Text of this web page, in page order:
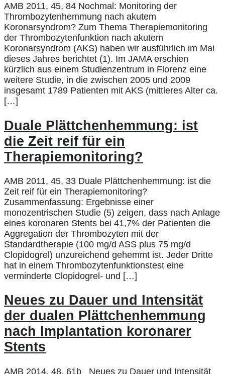
AMB 2011, 45, 84 Nochmal: Monitoring der
Thrombozytenhemmung nach akutem
Koronarsyndrom? Zum Thema Therapiemonitoring
der Thrombozytenfunktion nach akutem
Koronarsyndrom (AKS) haben wir ausführlich im Mai
dieses Jahres berichtet (1). Im JAMA erschien
kürzlich aus einem Studienzentrum in Florenz eine
weitere Studie, in die zwischen 2005 und 2009
insgesamt 1789 Patienten mit AKS (mittleres Alter ca.
[…]
Duale Plättchenhemmung: ist
die Zeit reif für ein
Therapiemonitoring?
AMB 2011, 45, 33 Duale Plättchenhemmung: ist die
Zeit reif für ein Therapiemonitoring?
Zusammenfassung: Ergebnisse einer
monozentrischen Studie (5) zeigen, dass nach Anlage
eines koronaren Stents bei 41,7% der Patienten die
Aggregation der Thrombozyten mit der
Standardtherapie (100 mg/d ASS plus 75 mg/d
Clopidogrel) unzureichend gehemmt ist. Jeder Dritte
hat in einem Thrombozytenfunktionstest eine
verminderte Clopidogrel- und […]
Neues zu Dauer und Intensität
der dualen Plättchenhemmung
nach Implantation koronarer
Stents
AMB 2014, 48, 61b Neues zu Dauer und Intensität